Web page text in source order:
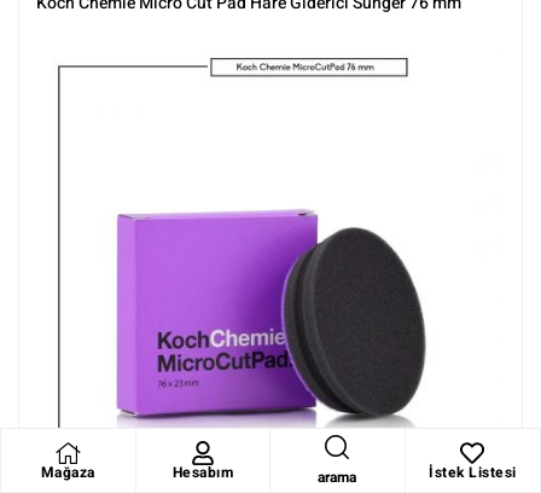
Mağaza Hesabım arama İstek Listesi